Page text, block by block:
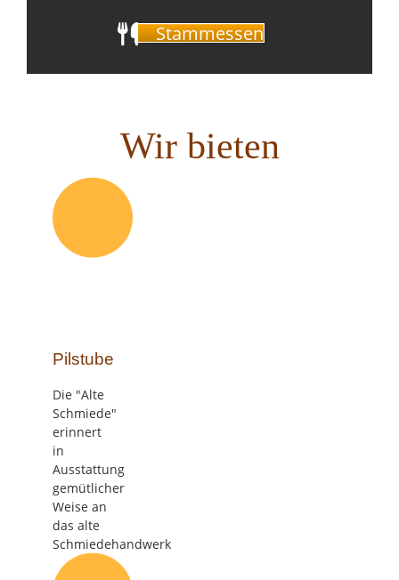
Stammessen
Wir bieten
Pilstube
Die "Alte
Schmiede"
erinnert
in
Ausstattung
gemütlicher
Weise an
das alte
Schmiedehandwerk